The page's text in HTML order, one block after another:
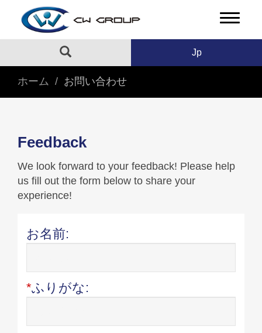
Jp
ホーム お問い合わせ
Feedback
We look forward to your feedback! Please help
us fill out the form below to share your
experience!
お名前:
*ふりがな: